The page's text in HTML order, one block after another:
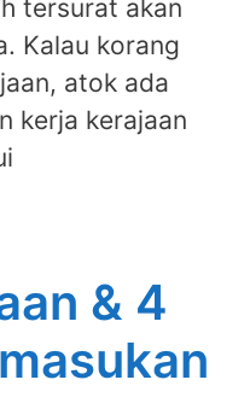
tersurat akan
Kalau korang
atok ada
kerja kerajaan
& 4